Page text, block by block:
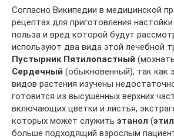
Согласно Википедии в медицинской
рецептах для приготовления
польза и вред которой будут
используют два вида этой лечебной
Пустырник Пятилопастный
Сердечный (обыкновенный), так как
видов растения изучены
готовится из высушенных верхних
включающих цветки и листья,
которых может служить этанол (
больше подходящий взрослым